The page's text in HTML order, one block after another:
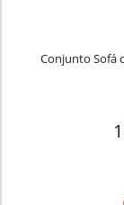
Conjunto Sofá